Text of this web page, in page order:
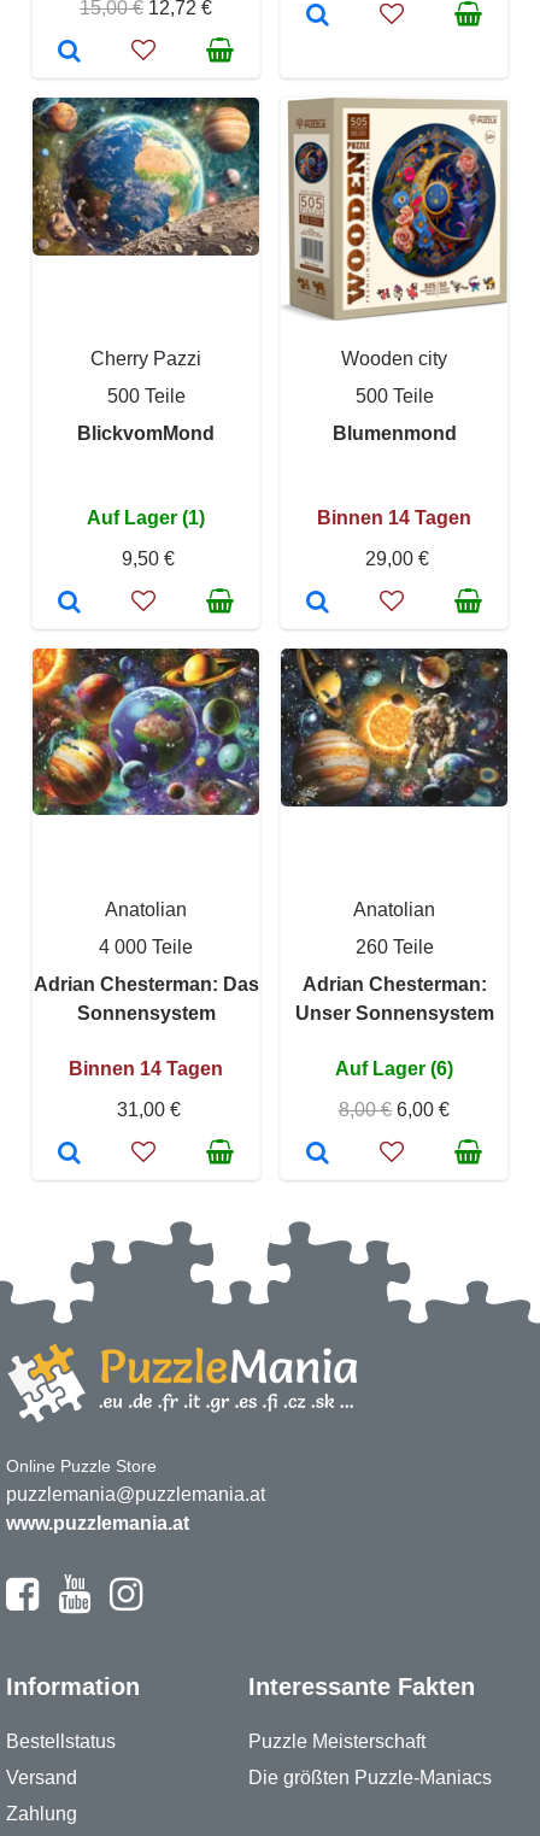
15,00 € 12,72 €
Cherry Pazzi
500 Teile
BlickvomMond
Auf Lager (1)
9,50 €
Wooden city
500 Teile
Blumenmond
Binnen 14 Tagen
29,00 €
Anatolian
4 000 Teile
Adrian Chesterman: Das
Sonnensystem
Binnen 14 Tagen
31,00 €
Anatolian
260 Teile
Adrian Chesterman:
Unser Sonnensystem
Auf Lager (6)
8,00 € 6,00 €
Online Puzzle Store
puzzlemania@puzzlemania.at
www.puzzlemania.at
Information
Bestellstatus
Versand
Zahlung
Interessante Fakten
Puzzle Meisterschaft
Die größten Puzzle-Maniacs